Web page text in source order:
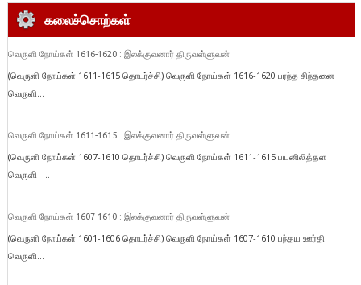
கலைச்சொற்கள்
வெருளி நோய்கள் 1616-1620 : இலக்குவனார் திருவள்ளுவன்
(வெருளி நோய்கள் 1611-1615 தொடர்ச்சி) வெருளி நோய்கள் 1616-1620 பரந்த சிந்தனை
வெருளி...
வெருளி நோய்கள் 1611-1615 : இலக்குவனார் திருவள்ளுவன்
(வெருளி நோய்கள் 1607-1610 தொடர்ச்சி) வெருளி நோய்கள் 1611-1615 பயனிலித்தள
வெருளி -...
வெருளி நோய்கள் 1607-1610 : இலக்குவனார் திருவள்ளுவன்
(வெருளி நோய்கள் 1601-1606 தொடர்ச்சி) வெருளி நோய்கள் 1607-1610 பந்தய ஊர்தி
வெருளி...